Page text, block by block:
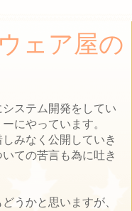
ェア屋の
ステム開発をしてい
にやっています。
みなく公開していき
ての苦言も為に吐き
うかと思いますが、